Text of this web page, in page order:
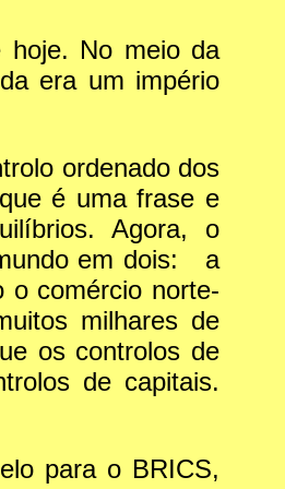
hoje. No meio da
era um império
ordenado dos
é uma frase e
Agora, o
em dois: a
o comércio norte-
milhares de
os controlos de
de capitais.
para o BRICS,